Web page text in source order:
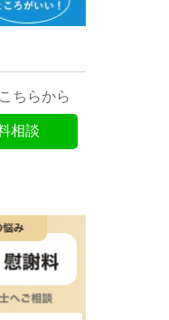
ちらから
相談